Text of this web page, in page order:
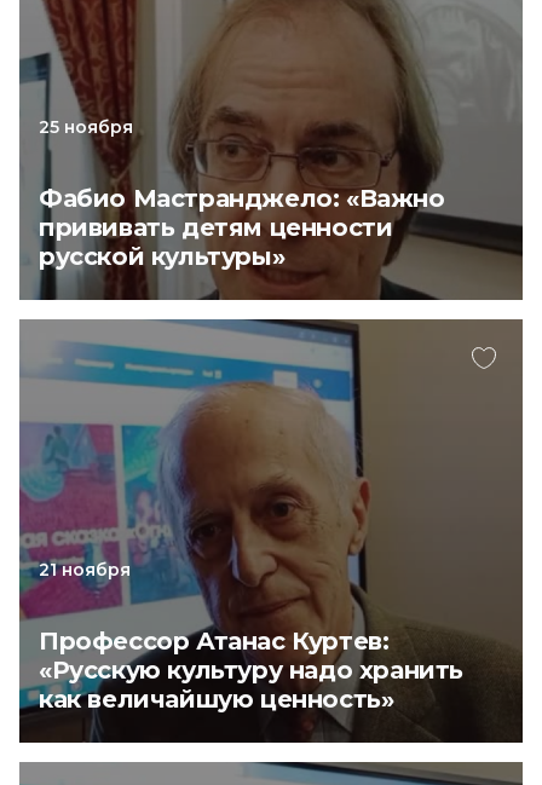
25 ноября
Фабио Мастранджело: «Важно
прививать детям ценности
русской культуры»
21 ноября
Профессор Атанас Куртев:
«Русскую культуру надо хранить
как величайшую ценность»